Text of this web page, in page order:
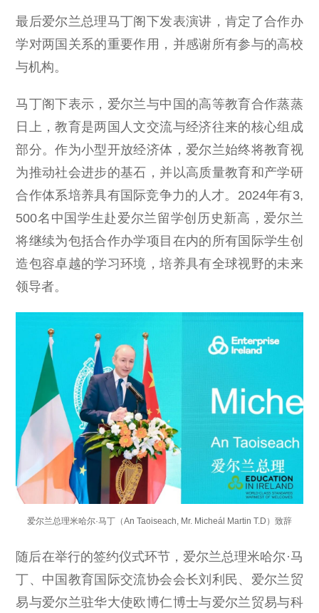
最后爱尔兰总理马丁阁下发表演讲，肯定了合作办
学对两国关系的重要作用，并感谢所有参与的高校
与机构。
马丁阁下表示，爱尔兰与中国的高等教育合作蒸蒸
日上，教育是两国人文交流与经济往来的核心组成
部分。作为小型开放经济体，爱尔兰始终将教育视
为推动社会进步的基石，并以高质量教育和产学研
合作体系培养具有国际竞争力的人才。2024年有3,
500名中国学生赴爱尔兰留学创历史新高，爱尔兰
将继续为包括合作办学项目在内的所有国际学生创
造包容卓越的学习环境，培养具有全球视野的未来
领导者。
爱尔兰总理米哈尔·马丁（An Taoiseach, Mr. Micheál Martin T.D）致辞
随后在举行的签约仪式环节，爱尔兰总理米哈尔·马
丁、中国教育国际交流协会会长刘利民、爱尔兰贸
易与爱尔兰驻华大使欧博仁博士与爱尔兰贸易与科